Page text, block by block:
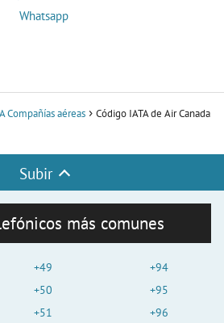
Whatsapp
Compañías aéreas
Código IATA de Air Canada
Subir
más comunes
+49
+50
+51
+94
+95
+96